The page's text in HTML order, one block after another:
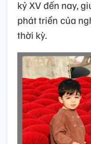
kỷ XV đến nay,
phát triển của
thời kỳ.